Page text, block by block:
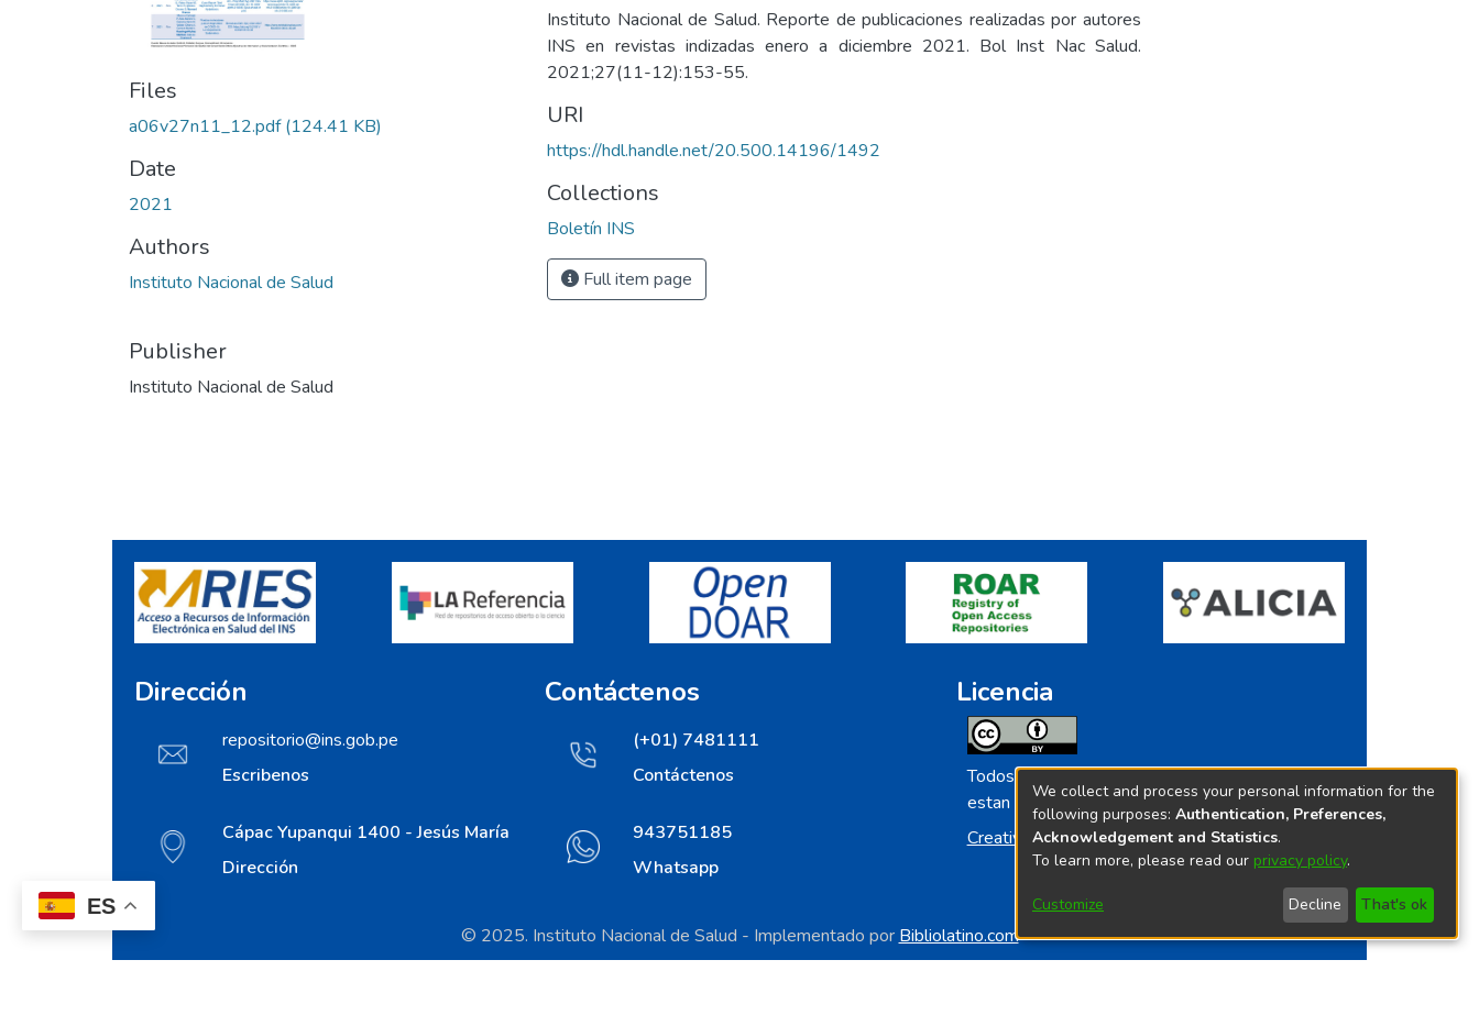
ES
Files
a06v27n11_12.pdf(124.41 KB)
Date
2021
Authors
Instituto Nacional de Salud
Publisher
Instituto Nacional de Salud
Instituto Nacional de Salud. Reporte de publicaciones realizadas por autores
INS en revistas indizadas enero a diciembre 2021. Bol Inst Nac Salud.
2021;27(11-12):153-55.
URI
https://hdl.handle.net/20.500.14196/1492
Collections
Boletín INS
Full item page
Dirección
repositorio@ins.gob.pe
Escribenos
Cápac Yupanqui 1400 - Jesús María
Dirección
Contáctenos
(+01) 7481111
Contáctenos
943751185
Whatsapp
Licencia
Todos los contenidos de repositorio.ins.gob.pe
estan licenciados bajo
Creative Commoms License
© 2025. Instituto Nacional de Salud - Implementado por Bibliolatino.com
We collect and process your personal information for the
following purposes: Authentication, Preferences,
Acknowledgement and Statistics.
To learn more, please read our privacy policy.
Customize Decline That's ok